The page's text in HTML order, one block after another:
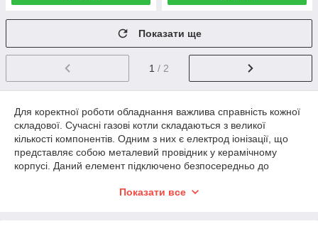
Показати ще
1 / 2
Для коректної роботи обладнання важлива справність кожної
складової. Сучасні газові котли складаються з великої
кількості компонентів. Одним з них є електрод іонізації, що
представляє собою металевий провідник у керамічному
корпусі. Даний елемент підключено безпосередньо до
котла Ariston видають іскру, яка і запалює полум'я в камері
Показати все